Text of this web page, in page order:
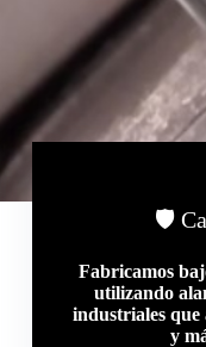
🛡
Fabricamos
utilizando
industriales
y